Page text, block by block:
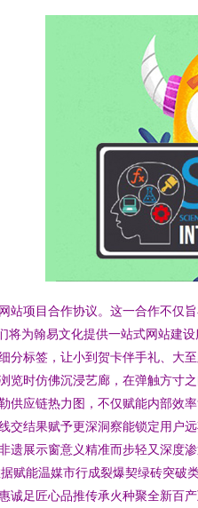
站项目合作协议。这一合作不
为翰易文化提供一站式网站建
分标签，让小到贺卡伴手礼、
览时仿佛沉浸艺廊，在弹触方
供应链热力图，不仅赋能内部
交结果赋予更深洞察能锁定用
遗展示窗意义精准而步轻又深度
赋能温媒市行成裂爆契绿砖突
诚足匠心品推传承火种聚全新